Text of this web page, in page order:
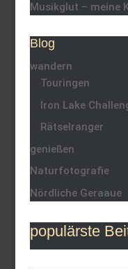
Musikglut – meine
Blog
wandern
Touringen
Iron Lake
Rätselranger
genießen
Naturfotografie
Nördliche Geraaue
populärste